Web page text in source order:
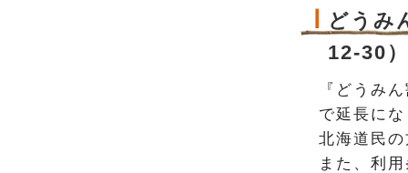
どうみ
12-30）
『どうみ
で延長に
北海道民
また、利